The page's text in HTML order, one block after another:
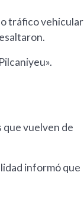
tráfico vehicular
que vuelven de
informó que